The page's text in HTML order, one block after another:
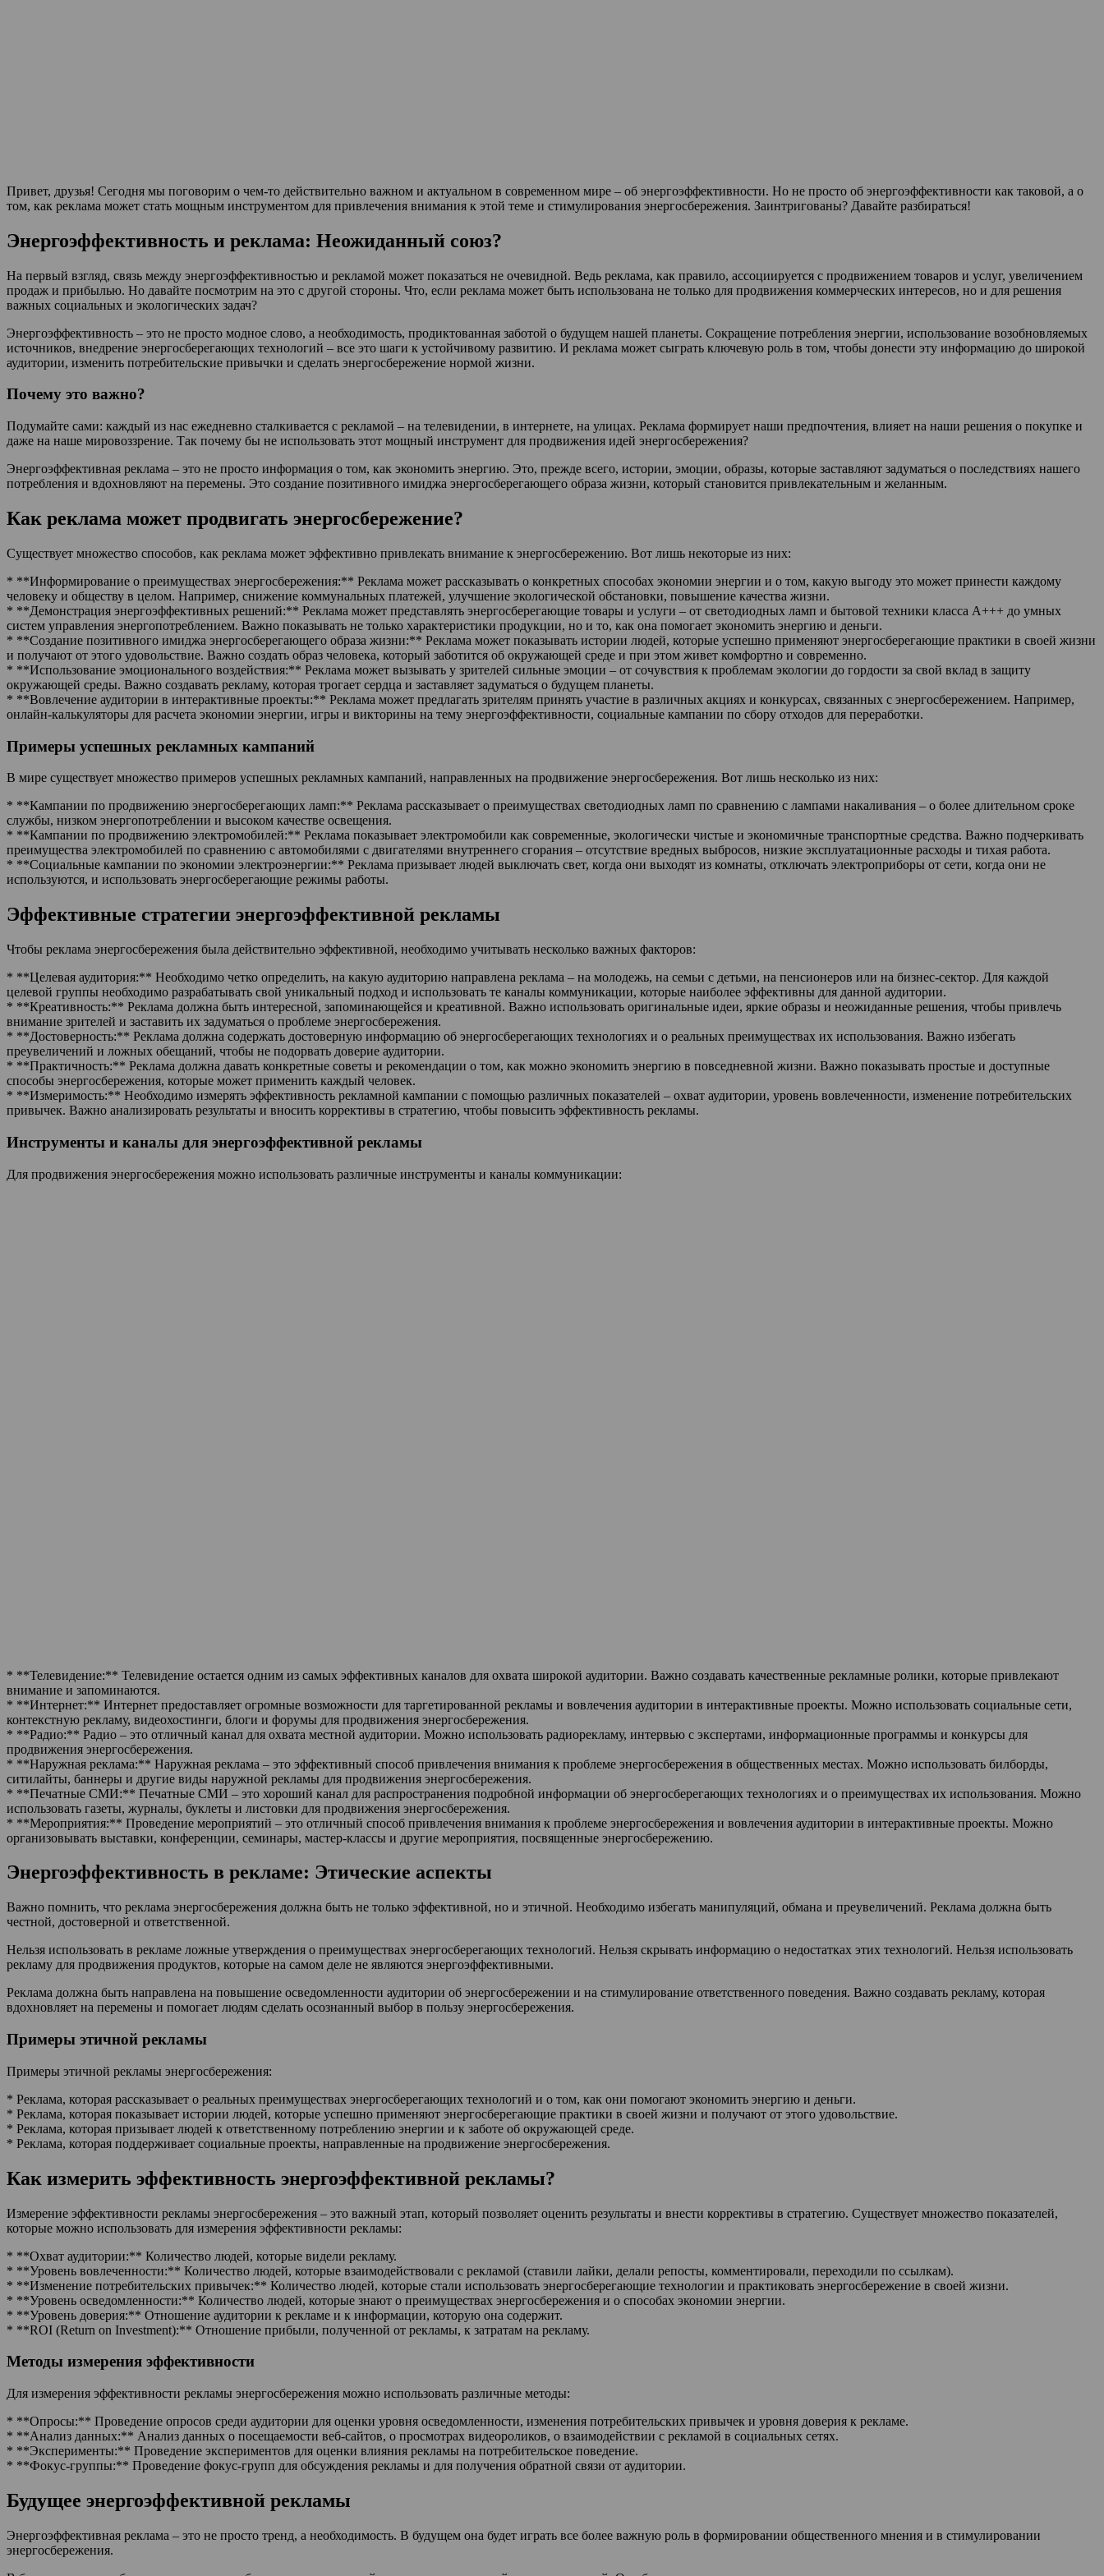
Привет, друзья! Сегодня мы поговорим о чем-то действительно важном и актуальном в современном мире – об энергоэффективности. Но не просто об энергоэффективности как таковой, а о
том, как реклама может стать мощным инструментом для привлечения внимания к этой теме и стимулирования энергосбережения. Заинтригованы? Давайте разбираться!
Энергоэффективность и реклама: Неожиданный союз?
На первый взгляд, связь между энергоэффективностью и рекламой может показаться не очевидной. Ведь реклама, как правило, ассоциируется с продвижением товаров и услуг, увеличением
продаж и прибылью. Но давайте посмотрим на это с другой стороны. Что, если реклама может быть использована не только для продвижения коммерческих интересов, но и для решения
важных социальных и экологических задач?
Энергоэффективность – это не просто модное слово, а необходимость, продиктованная заботой о будущем нашей планеты. Сокращение потребления энергии, использование возобновляемых
источников, внедрение энергосберегающих технологий – все это шаги к устойчивому развитию. И реклама может сыграть ключевую роль в том, чтобы донести эту информацию до широкой
аудитории, изменить потребительские привычки и сделать энергосбережение нормой жизни.
Почему это важно?
Подумайте сами: каждый из нас ежедневно сталкивается с рекламой – на телевидении, в интернете, на улицах. Реклама формирует наши предпочтения, влияет на наши решения о покупке и
даже на наше мировоззрение. Так почему бы не использовать этот мощный инструмент для продвижения идей энергосбережения?
Энергоэффективная реклама – это не просто информация о том, как экономить энергию. Это, прежде всего, истории, эмоции, образы, которые заставляют задуматься о последствиях нашего
потребления и вдохновляют на перемены. Это создание позитивного имиджа энергосберегающего образа жизни, который становится привлекательным и желанным.
Как реклама может продвигать энергосбережение?
Существует множество способов, как реклама может эффективно привлекать внимание к энергосбережению. Вот лишь некоторые из них:
* **Информирование о преимуществах энергосбережения:** Реклама может рассказывать о конкретных способах экономии энергии и о том, какую выгоду это может принести каждому
человеку и обществу в целом. Например, снижение коммунальных платежей, улучшение экологической обстановки, повышение качества жизни.
* **Демонстрация энергоэффективных решений:** Реклама может представлять энергосберегающие товары и услуги – от светодиодных ламп и бытовой техники класса А+++ до умных
систем управления энергопотреблением. Важно показывать не только характеристики продукции, но и то, как она помогает экономить энергию и деньги.
* **Создание позитивного имиджа энергосберегающего образа жизни:** Реклама может показывать истории людей, которые успешно применяют энергосберегающие практики в своей жизни
и получают от этого удовольствие. Важно создать образ человека, который заботится об окружающей среде и при этом живет комфортно и современно.
* **Использование эмоционального воздействия:** Реклама может вызывать у зрителей сильные эмоции – от сочувствия к проблемам экологии до гордости за свой вклад в защиту
окружающей среды. Важно создавать рекламу, которая трогает сердца и заставляет задуматься о будущем планеты.
* **Вовлечение аудитории в интерактивные проекты:** Реклама может предлагать зрителям принять участие в различных акциях и конкурсах, связанных с энергосбережением. Например,
онлайн-калькуляторы для расчета экономии энергии, игры и викторины на тему энергоэффективности, социальные кампании по сбору отходов для переработки.
Примеры успешных рекламных кампаний
В мире существует множество примеров успешных рекламных кампаний, направленных на продвижение энергосбережения. Вот лишь несколько из них:
* **Кампании по продвижению энергосберегающих ламп:** Реклама рассказывает о преимуществах светодиодных ламп по сравнению с лампами накаливания – о более длительном сроке
службы, низком энергопотреблении и высоком качестве освещения.
* **Кампании по продвижению электромобилей:** Реклама показывает электромобили как современные, экологически чистые и экономичные транспортные средства. Важно подчеркивать
преимущества электромобилей по сравнению с автомобилями с двигателями внутреннего сгорания – отсутствие вредных выбросов, низкие эксплуатационные расходы и тихая работа.
* **Социальные кампании по экономии электроэнергии:** Реклама призывает людей выключать свет, когда они выходят из комнаты, отключать электроприборы от сети, когда они не
используются, и использовать энергосберегающие режимы работы.
Эффективные стратегии энергоэффективной рекламы
Чтобы реклама энергосбережения была действительно эффективной, необходимо учитывать несколько важных факторов:
* **Целевая аудитория:** Необходимо четко определить, на какую аудиторию направлена реклама – на молодежь, на семьи с детьми, на пенсионеров или на бизнес-сектор. Для каждой
целевой группы необходимо разрабатывать свой уникальный подход и использовать те каналы коммуникации, которые наиболее эффективны для данной аудитории.
* **Креативность:** Реклама должна быть интересной, запоминающейся и креативной. Важно использовать оригинальные идеи, яркие образы и неожиданные решения, чтобы привлечь
внимание зрителей и заставить их задуматься о проблеме энергосбережения.
* **Достоверность:** Реклама должна содержать достоверную информацию об энергосберегающих технологиях и о реальных преимуществах их использования. Важно избегать
преувеличений и ложных обещаний, чтобы не подорвать доверие аудитории.
* **Практичность:** Реклама должна давать конкретные советы и рекомендации о том, как можно экономить энергию в повседневной жизни. Важно показывать простые и доступные
способы энергосбережения, которые может применить каждый человек.
* **Измеримость:** Необходимо измерять эффективность рекламной кампании с помощью различных показателей – охват аудитории, уровень вовлеченности, изменение потребительских
привычек. Важно анализировать результаты и вносить коррективы в стратегию, чтобы повысить эффективность рекламы.
Инструменты и каналы для энергоэффективной рекламы
Для продвижения энергосбережения можно использовать различные инструменты и каналы коммуникации:
* **Телевидение:** Телевидение остается одним из самых эффективных каналов для охвата широкой аудитории. Важно создавать качественные рекламные ролики, которые привлекают
внимание и запоминаются.
* **Интернет:** Интернет предоставляет огромные возможности для таргетированной рекламы и вовлечения аудитории в интерактивные проекты. Можно использовать социальные сети,
контекстную рекламу, видеохостинги, блоги и форумы для продвижения энергосбережения.
* **Радио:** Радио – это отличный канал для охвата местной аудитории. Можно использовать радиорекламу, интервью с экспертами, информационные программы и конкурсы для
продвижения энергосбережения.
* **Наружная реклама:** Наружная реклама – это эффективный способ привлечения внимания к проблеме энергосбережения в общественных местах. Можно использовать билборды,
ситилайты, баннеры и другие виды наружной рекламы для продвижения энергосбережения.
* **Печатные СМИ:** Печатные СМИ – это хороший канал для распространения подробной информации об энергосберегающих технологиях и о преимуществах их использования. Можно
использовать газеты, журналы, буклеты и листовки для продвижения энергосбережения.
* **Мероприятия:** Проведение мероприятий – это отличный способ привлечения внимания к проблеме энергосбережения и вовлечения аудитории в интерактивные проекты. Можно
организовывать выставки, конференции, семинары, мастер-классы и другие мероприятия, посвященные энергосбережению.
Энергоэффективность в рекламе: Этические аспекты
Важно помнить, что реклама энергосбережения должна быть не только эффективной, но и этичной. Необходимо избегать манипуляций, обмана и преувеличений. Реклама должна быть
честной, достоверной и ответственной.
Нельзя использовать в рекламе ложные утверждения о преимуществах энергосберегающих технологий. Нельзя скрывать информацию о недостатках этих технологий. Нельзя использовать
рекламу для продвижения продуктов, которые на самом деле не являются энергоэффективными.
Реклама должна быть направлена на повышение осведомленности аудитории об энергосбережении и на стимулирование ответственного поведения. Важно создавать рекламу, которая
вдохновляет на перемены и помогает людям сделать осознанный выбор в пользу энергосбережения.
Примеры этичной рекламы
Примеры этичной рекламы энергосбережения:
* Реклама, которая рассказывает о реальных преимуществах энергосберегающих технологий и о том, как они помогают экономить энергию и деньги.
* Реклама, которая показывает истории людей, которые успешно применяют энергосберегающие практики в своей жизни и получают от этого удовольствие.
* Реклама, которая призывает людей к ответственному потреблению энергии и к заботе об окружающей среде.
* Реклама, которая поддерживает социальные проекты, направленные на продвижение энергосбережения.
Как измерить эффективность энергоэффективной рекламы?
Измерение эффективности рекламы энергосбережения – это важный этап, который позволяет оценить результаты и внести коррективы в стратегию. Существует множество показателей,
которые можно использовать для измерения эффективности рекламы:
* **Охват аудитории:** Количество людей, которые видели рекламу.
* **Уровень вовлеченности:** Количество людей, которые взаимодействовали с рекламой (ставили лайки, делали репосты, комментировали, переходили по ссылкам).
* **Изменение потребительских привычек:** Количество людей, которые стали использовать энергосберегающие технологии и практиковать энергосбережение в своей жизни.
* **Уровень осведомленности:** Количество людей, которые знают о преимуществах энергосбережения и о способах экономии энергии.
* **Уровень доверия:** Отношение аудитории к рекламе и к информации, которую она содержит.
* **ROI (Return on Investment):** Отношение прибыли, полученной от рекламы, к затратам на рекламу.
Методы измерения эффективности
Для измерения эффективности рекламы энергосбережения можно использовать различные методы:
* **Опросы:** Проведение опросов среди аудитории для оценки уровня осведомленности, изменения потребительских привычек и уровня доверия к рекламе.
* **Анализ данных:** Анализ данных о посещаемости веб-сайтов, о просмотрах видеороликов, о взаимодействии с рекламой в социальных сетях.
* **Эксперименты:** Проведение экспериментов для оценки влияния рекламы на потребительское поведение.
* **Фокус-группы:** Проведение фокус-групп для обсуждения рекламы и для получения обратной связи от аудитории.
Будущее энергоэффективной рекламы
Энергоэффективная реклама – это не просто тренд, а необходимость. В будущем она будет играть все более важную роль в формировании общественного мнения и в стимулировании
энергосбережения.